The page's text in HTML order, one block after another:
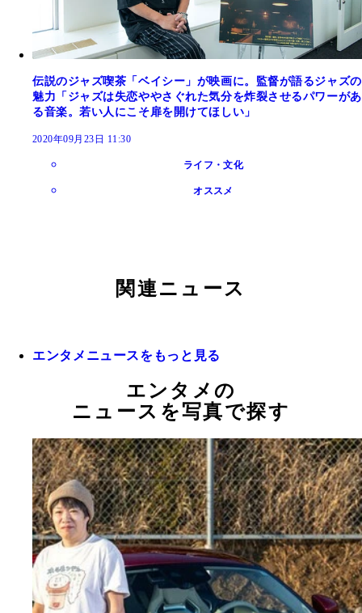
伝説のジャズ喫茶「ベイシー」が映画に。監督が語るジャズの
魅力「ジャズは失恋ややさぐれた気分を炸裂させるパワーがあ
る音楽。若い人にこそ扉を開けてほしい」
2020年09月23日 11:30
ライフ・文化
オススメ
関連ニュース
エンタメニュースをもっと見る
エンタメの
ニュースを写真で探す